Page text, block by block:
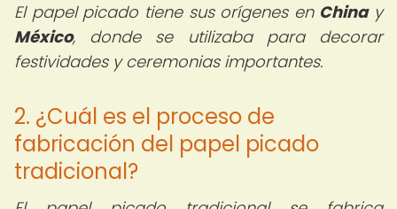
El papel picado tiene sus orígenes en Chinay
México, donde se utilizaba para decorar
festividades y ceremonias importantes.
2. ¿Cuál es el proceso de
fabricación del papel picado
tradicional?